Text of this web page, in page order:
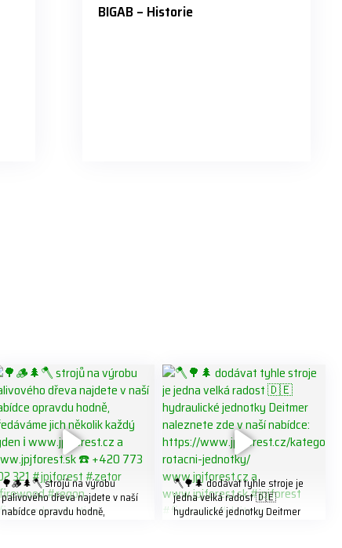
BIGAB – Historie
🌳🪵🌲🪓 strojů na výrobu
palivového dřeva najdete v naší
nabídce opravdu hodně,
🪓🌳🌲 dodávat tyhle stroje je
jedna velká radost 🇩🇪
hydraulické jednotky Deitmer